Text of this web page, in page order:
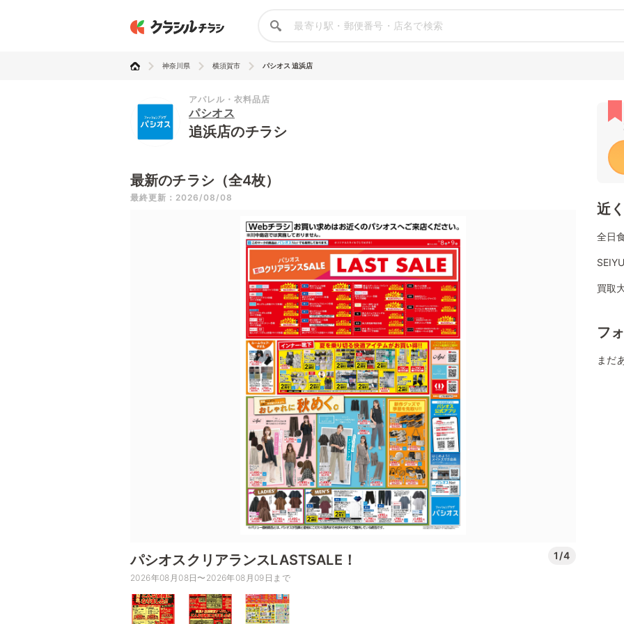
神奈川県 横須賀市 パシオス 追浜店
アパレル・衣料品店
パシオス
追浜店のチラシ
最新のチラシ（全4枚）
最終更新：2026/08/08
パシオスクリアランスLASTSALE！ 1/4
2026年08月08日〜2026年08月09日まで
近
全日
買取
フ
まだ